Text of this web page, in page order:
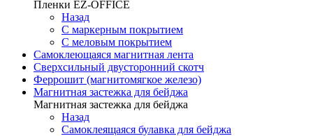
Пленки EZ-OFFICE
Назад
С маркерным покрытием
С меловым покрытием
Самоклеющаяся магнитная лента
Сверхсильный двусторонний скотч
Феррошит (магнитомягкое железо)
Магнитная застежка для бейджа
Магнитная застежка для бейджа
Назад
Самоклеящаяся булавка для бейджа